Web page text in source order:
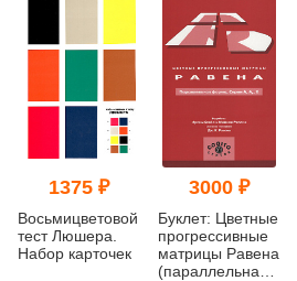
1375 ₽
Восьмицветовой
тест Люшера.
Набор карточек
3000 ₽
Буклет: Цветные
прогрессивные
матрицы Равена
(параллельная